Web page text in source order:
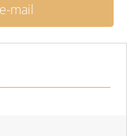
mail